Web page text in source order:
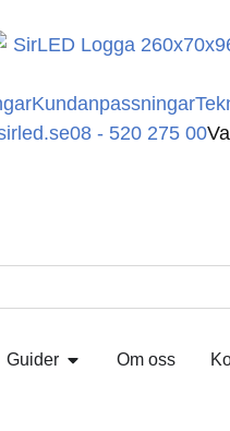
Kundanpassningar
08 - 520 275 00
Guider Om oss